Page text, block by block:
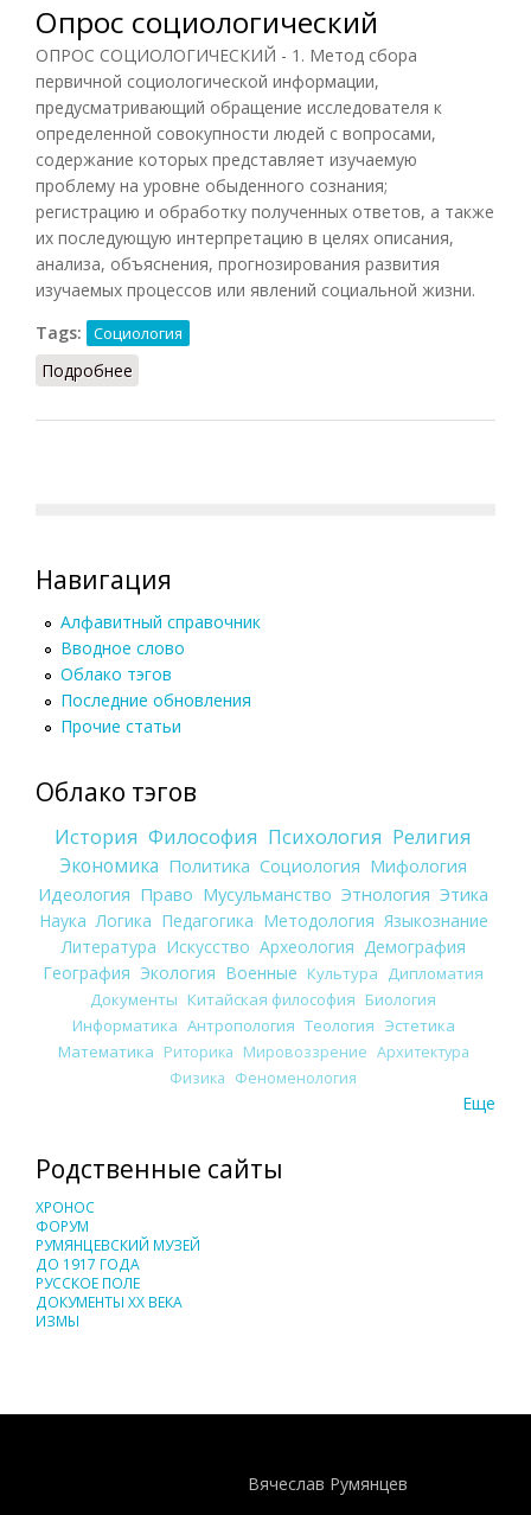
Опрос социологический
ОПРОС СОЦИОЛОГИЧЕСКИЙ - 1. Метод сбора
первичной социологической информации,
предусматривающий обращение исследователя к
определенной совокупности людей с вопросами,
содержание которых представляет изучаемую
проблему на уровне обыденного сознания;
регистрацию и обработку полученных ответов, а также
их последующую интерпретацию в целях описания,
анализа, объяснения, прогнозирования развития
изучаемых процессов или явлений социальной жизни.
Tags:
Социология
Подробнее
Навигация
Алфавитный справочник
Вводное слово
Облако тэгов
Последние обновления
Прочие статьи
Облако тэгов
История Философия Психология Религия
Экономика Политика Социология Мифология
Идеология Право Мусульманство Этнология Этика
Наука Логика Педагогика Методология Языкознание
Литература Искусство Археология Демография
География Экология Военные Культура
Дипломатия
Документы Китайская философия Биология
Информатика Антропология Теология Эстетика
Математика Риторика Мировоззрение Архитектура
Физика Феноменология
Еще
Родственные сайты
ХРОНОС
ФОРУМ
РУМЯНЦЕВСКИЙ МУЗЕЙ
ДО 1917 ГОДА
РУССКОЕ ПОЛЕ
ДОКУМЕНТЫ XX ВЕКА
ИЗМЫ
Вячеслав Румянцев